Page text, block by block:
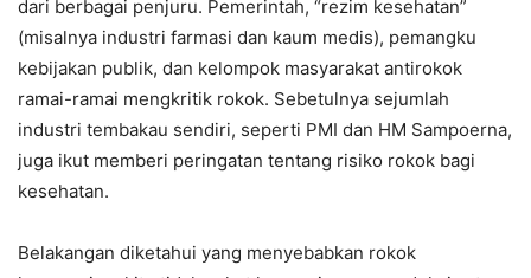
dari berbagai penjuru. Pemerintah, “rezim kesehatan”
(misalnya industri farmasi dan kaum medis), pemangku
kebijakan publik, dan kelompok masyarakat antirokok
ramai-ramai mengkritik rokok. Sebetulnya sejumlah
industri tembakau sendiri, seperti PMI dan HM Sampoerna,
juga ikut memberi peringatan tentang risiko rokok bagi
kesehatan.
Belakangan diketahui yang menyebabkan rokok